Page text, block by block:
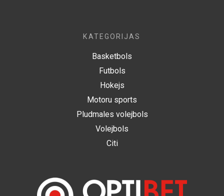
KATEGORIJAS
Basketbols
Futbols
Hokejs
Motoru sports
Pludmales volejbols
Volejbols
Citi